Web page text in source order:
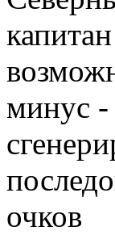
минус -
очков